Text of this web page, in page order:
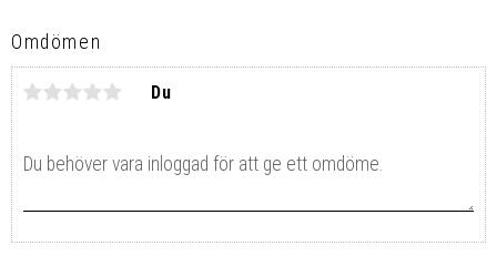
Omdömen
Du